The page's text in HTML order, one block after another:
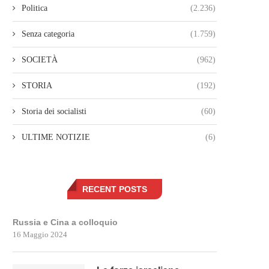
Politica (2.236)
Senza categoria (1.759)
SOCIETÀ (962)
STORIA (192)
Storia dei socialisti (60)
ULTIME NOTIZIE (6)
RECENT POSTS
Russia e Cina a colloquio
16 Maggio 2024